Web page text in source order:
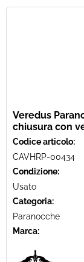
Veredus
chiusura con
Codice articolo:
CAVHRP-00434
Condizione:
Usato
Categoria:
Paranocche
Marca: